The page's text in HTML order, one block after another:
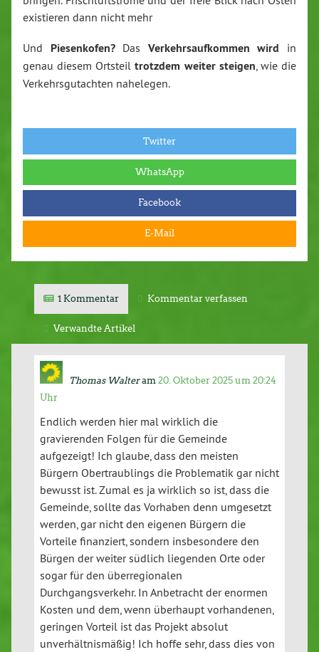
existieren dann nicht mehr
Und Piesenkofen? Das Verkehrsaufkommen wird in
genau diesem Ortsteiltrotzdem weiter steigen, wie die
Verkehrsgutachten nahelegen.
Twitter
WhatsApp
Facebook
E-Mail
1 Kommentar Kommentar verfassen
Verwandte Artikel
Thomas Walter am20. Oktober 2025 um 20:24
Uhr
Endlich werden hier mal wirklich die
gravierenden Folgen für die Gemeinde
aufgezeigt! Ich glaube, dass den meisten
Bürgern Obertraublings die Problematik gar nicht
bewusst ist. Zumal es ja wirklich so ist, dass die
Gemeinde, sollte das Vorhaben denn umgesetzt
werden, gar nicht den eigenen Bürgern die
Vorteile finanziert, sondern insbesondere den
Bürgen der weiter südlich liegenden Orte oder
sogar für den überregionalen
Durchgangsverkehr. In Anbetracht der enormen
Kosten und dem, wenn überhaupt vorhandenen,
geringen Vorteil ist das Projekt absolut
unverhältnismäßig! Ich hoffe sehr, dass dies von